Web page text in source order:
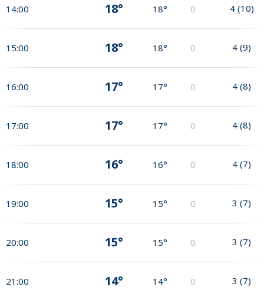
14:00 18° 18° 0 4 (10)
15:00 18° 18° 0 4 (9)
16:00 17° 17° 0 4 (8)
17:00 17° 17° 0 4 (8)
18:00 16° 16° 0 4 (7)
19:00 15° 15° 0 3 (7)
20:00 15° 15° 0 3 (7)
21:00 14° 14° 0 3 (7)